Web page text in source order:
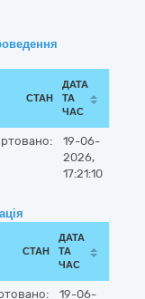
СТАН
ДАТА
ТА
ЧАС
19-06-
2026,
17:21:10
СТАН
ДАТА
ТА
ЧАС
19-06-